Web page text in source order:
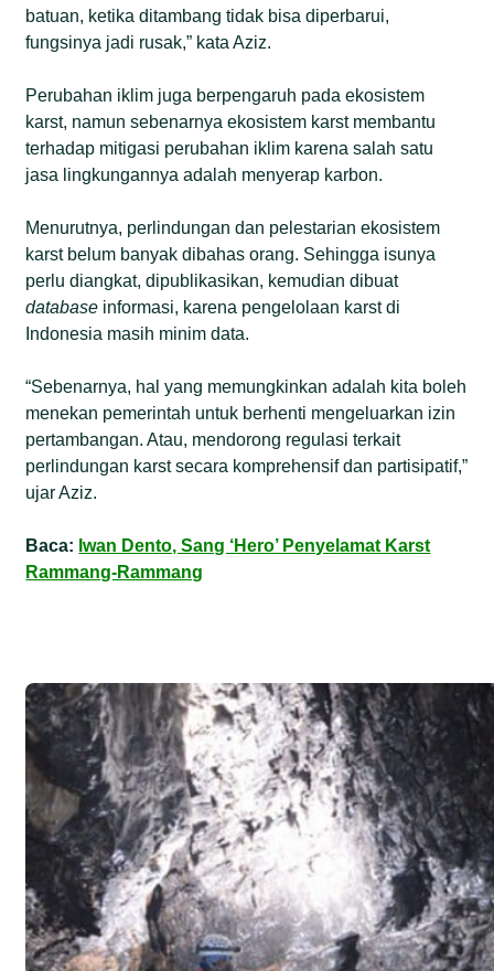
batuan, ketika ditambang tidak bisa diperbarui,
fungsinya jadi rusak,” kata Aziz.
Perubahan iklim juga berpengaruh pada ekosistem
karst, namun sebenarnya ekosistem karst membantu
terhadap mitigasi perubahan iklim karena salah satu
jasa lingkungannya adalah menyerap karbon.
Menurutnya, perlindungan dan pelestarian ekosistem
karst belum banyak dibahas orang. Sehingga isunya
perlu diangkat, dipublikasikan, kemudian dibuat
database informasi, karena pengelolaan karst di
Indonesia masih minim data.
“Sebenarnya, hal yang memungkinkan adalah kita boleh
menekan pemerintah untuk berhenti mengeluarkan izin
pertambangan. Atau, mendorong regulasi terkait
perlindungan karst secara komprehensif dan partisipatif,”
ujar Aziz.
Baca: Iwan Dento, Sang ‘Hero’ Penyelamat Karst
Rammang-Rammang